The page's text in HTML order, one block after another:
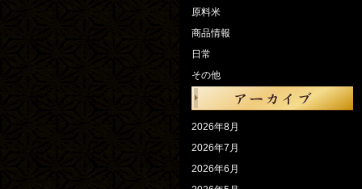
原料米
商品情報
日常
その他
2026年8月
2026年7月
2026年6月